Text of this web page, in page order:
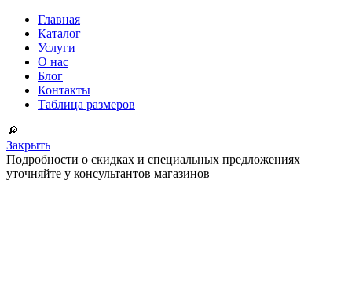
Главная
Каталог
Услуги
О нас
Блог
Контакты
Таблица размеров
🔎
Закрыть
Подробности о скидках и специальных предложениях
уточняйте у консультантов магазинов